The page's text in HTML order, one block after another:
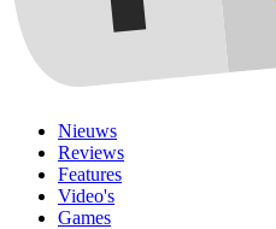
Nieuws
Reviews
Features
Video's
Games